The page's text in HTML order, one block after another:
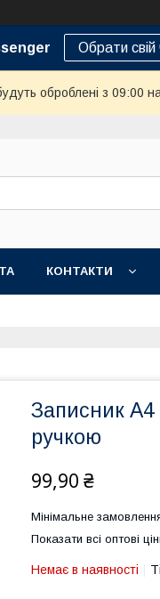
Обрати свій
оброблені з 09:00
КОНТАКТИ
Записник А4
ручкою
99,90 ₴
Мінімальне
Показати всі оптові
Немає в наявності